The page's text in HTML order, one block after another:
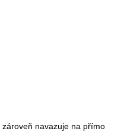
, zároveň navazuje na přímo